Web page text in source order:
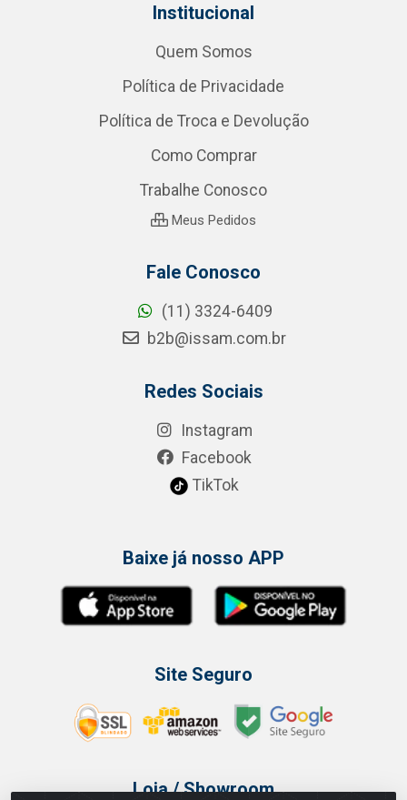
Institucional
Quem Somos
Política de Privacidade
Política de Troca e Devolução
Como Comprar
Trabalhe Conosco
Meus Pedidos
Fale Conosco
(11) 3324-6409
b2b@issam.com.br
Redes Sociais
Instagram
Facebook
TikTok
Baixe já nosso APP
Site Seguro
Loja / Showroom